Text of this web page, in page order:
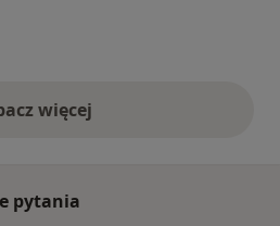
więcej
opinie powyżej
pytania